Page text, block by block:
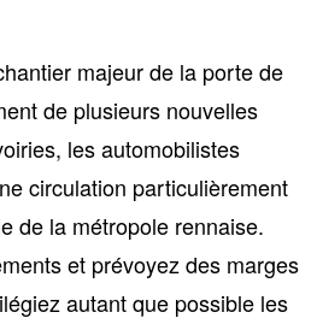
majeur de la porte de
de plusieurs nouvelles
les automobilistes
circulation particulièrement
de la métropole rennaise.
et prévoyez des marges
autant que possible les